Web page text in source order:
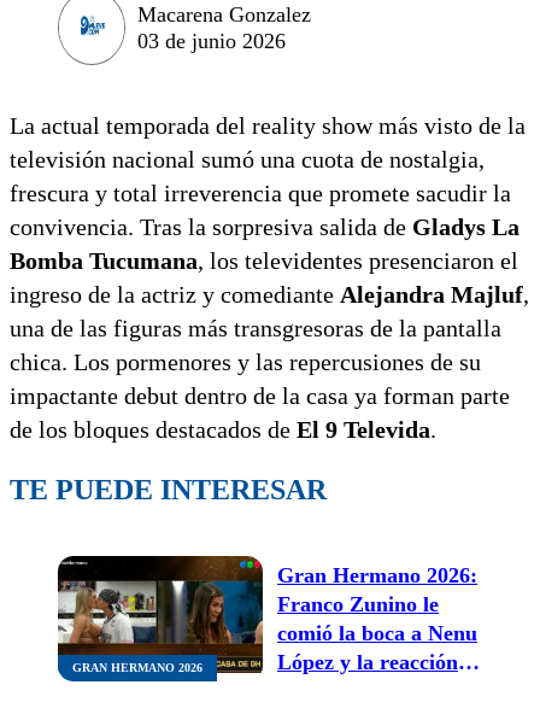
Macarena Gonzalez
03 de junio 2026
La actual temporada del reality show más visto de la
televisión nacional sumó una cuota de nostalgia,
frescura y total irreverencia que promete sacudir la
convivencia. Tras la sorpresiva salida de Gladys La
Bomba Tucumana, los televidentes presenciaron el
ingreso de la actriz y comediante Alejandra Majluf,
una de las figuras más transgresoras de la pantalla
chica. Los pormenores y las repercusiones de su
impactante debut dentro de la casa ya forman parte
de los bloques destacados de El 9 Televida.
TE PUEDE INTERESAR
GRAN HERMANO 2026
Gran Hermano 2026:
Franco Zunino le
comió la boca a Nenu
López y la reacción